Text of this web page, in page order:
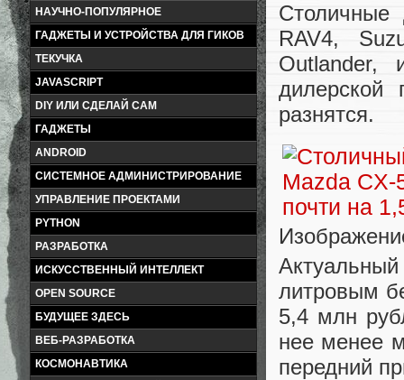
НАУЧНО-ПОПУЛЯРНОЕ
ГАДЖЕТЫ И УСТРОЙСТВА ДЛЯ ГИКОВ
ТЕКУЧКА
JAVASCRIPT
DIY ИЛИ СДЕЛАЙ САМ
ГАДЖЕТЫ
ANDROID
СИСТЕМНОЕ АДМИНИСТРИРОВАНИЕ
УПРАВЛЕНИЕ ПРОЕКТАМИ
PYTHON
РАЗРАБОТКА
ИСКУССТВЕННЫЙ ИНТЕЛЛЕКТ
OPEN SOURCE
БУДУЩЕЕ ЗДЕСЬ
ВЕБ-РАЗРАБОТКА
КОСМОНАВТИКА
Столичные
RAV4,
разнятся.
литровым
5,4 млн
нее менее
передний